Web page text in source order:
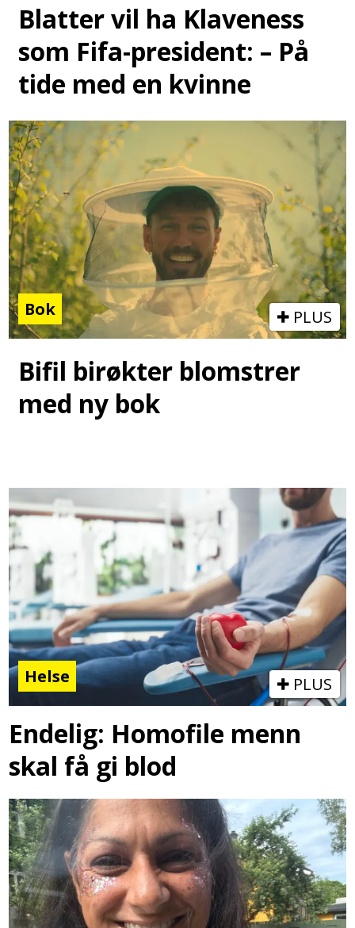
Blatter vil ha Klaveness
som Fifa-president: – På
tide med en kvinne
Bok PLUS
Bifil birøkter blomstrer
med ny bok
Helse PLUS
Endelig: Homofile menn
skal få gi blod